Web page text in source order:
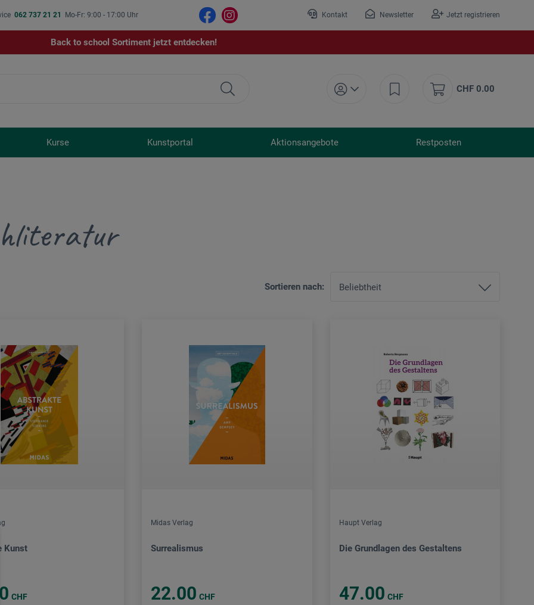
062 737 21 21 Mo-Fr: 9:00 - 17:00 Uhr Kontakt Newsletter Jetzt registrieren
Back to school Sortiment jetzt entdecken!
CHF 0.00
Kurse Kunstportal Aktionsangebote Restposten
Sortieren nach:
Kunst
CHF
Midas Verlag
Surrealismus
22.00 CHF
Haupt Verlag
Die Grundlagen des Gestaltens
47.00 CHF